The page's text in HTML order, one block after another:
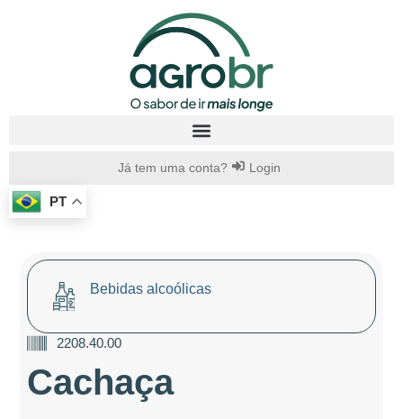
Já tem uma conta? Login
PT
Bebidas alcoólicas
2208.40.00
Cachaça